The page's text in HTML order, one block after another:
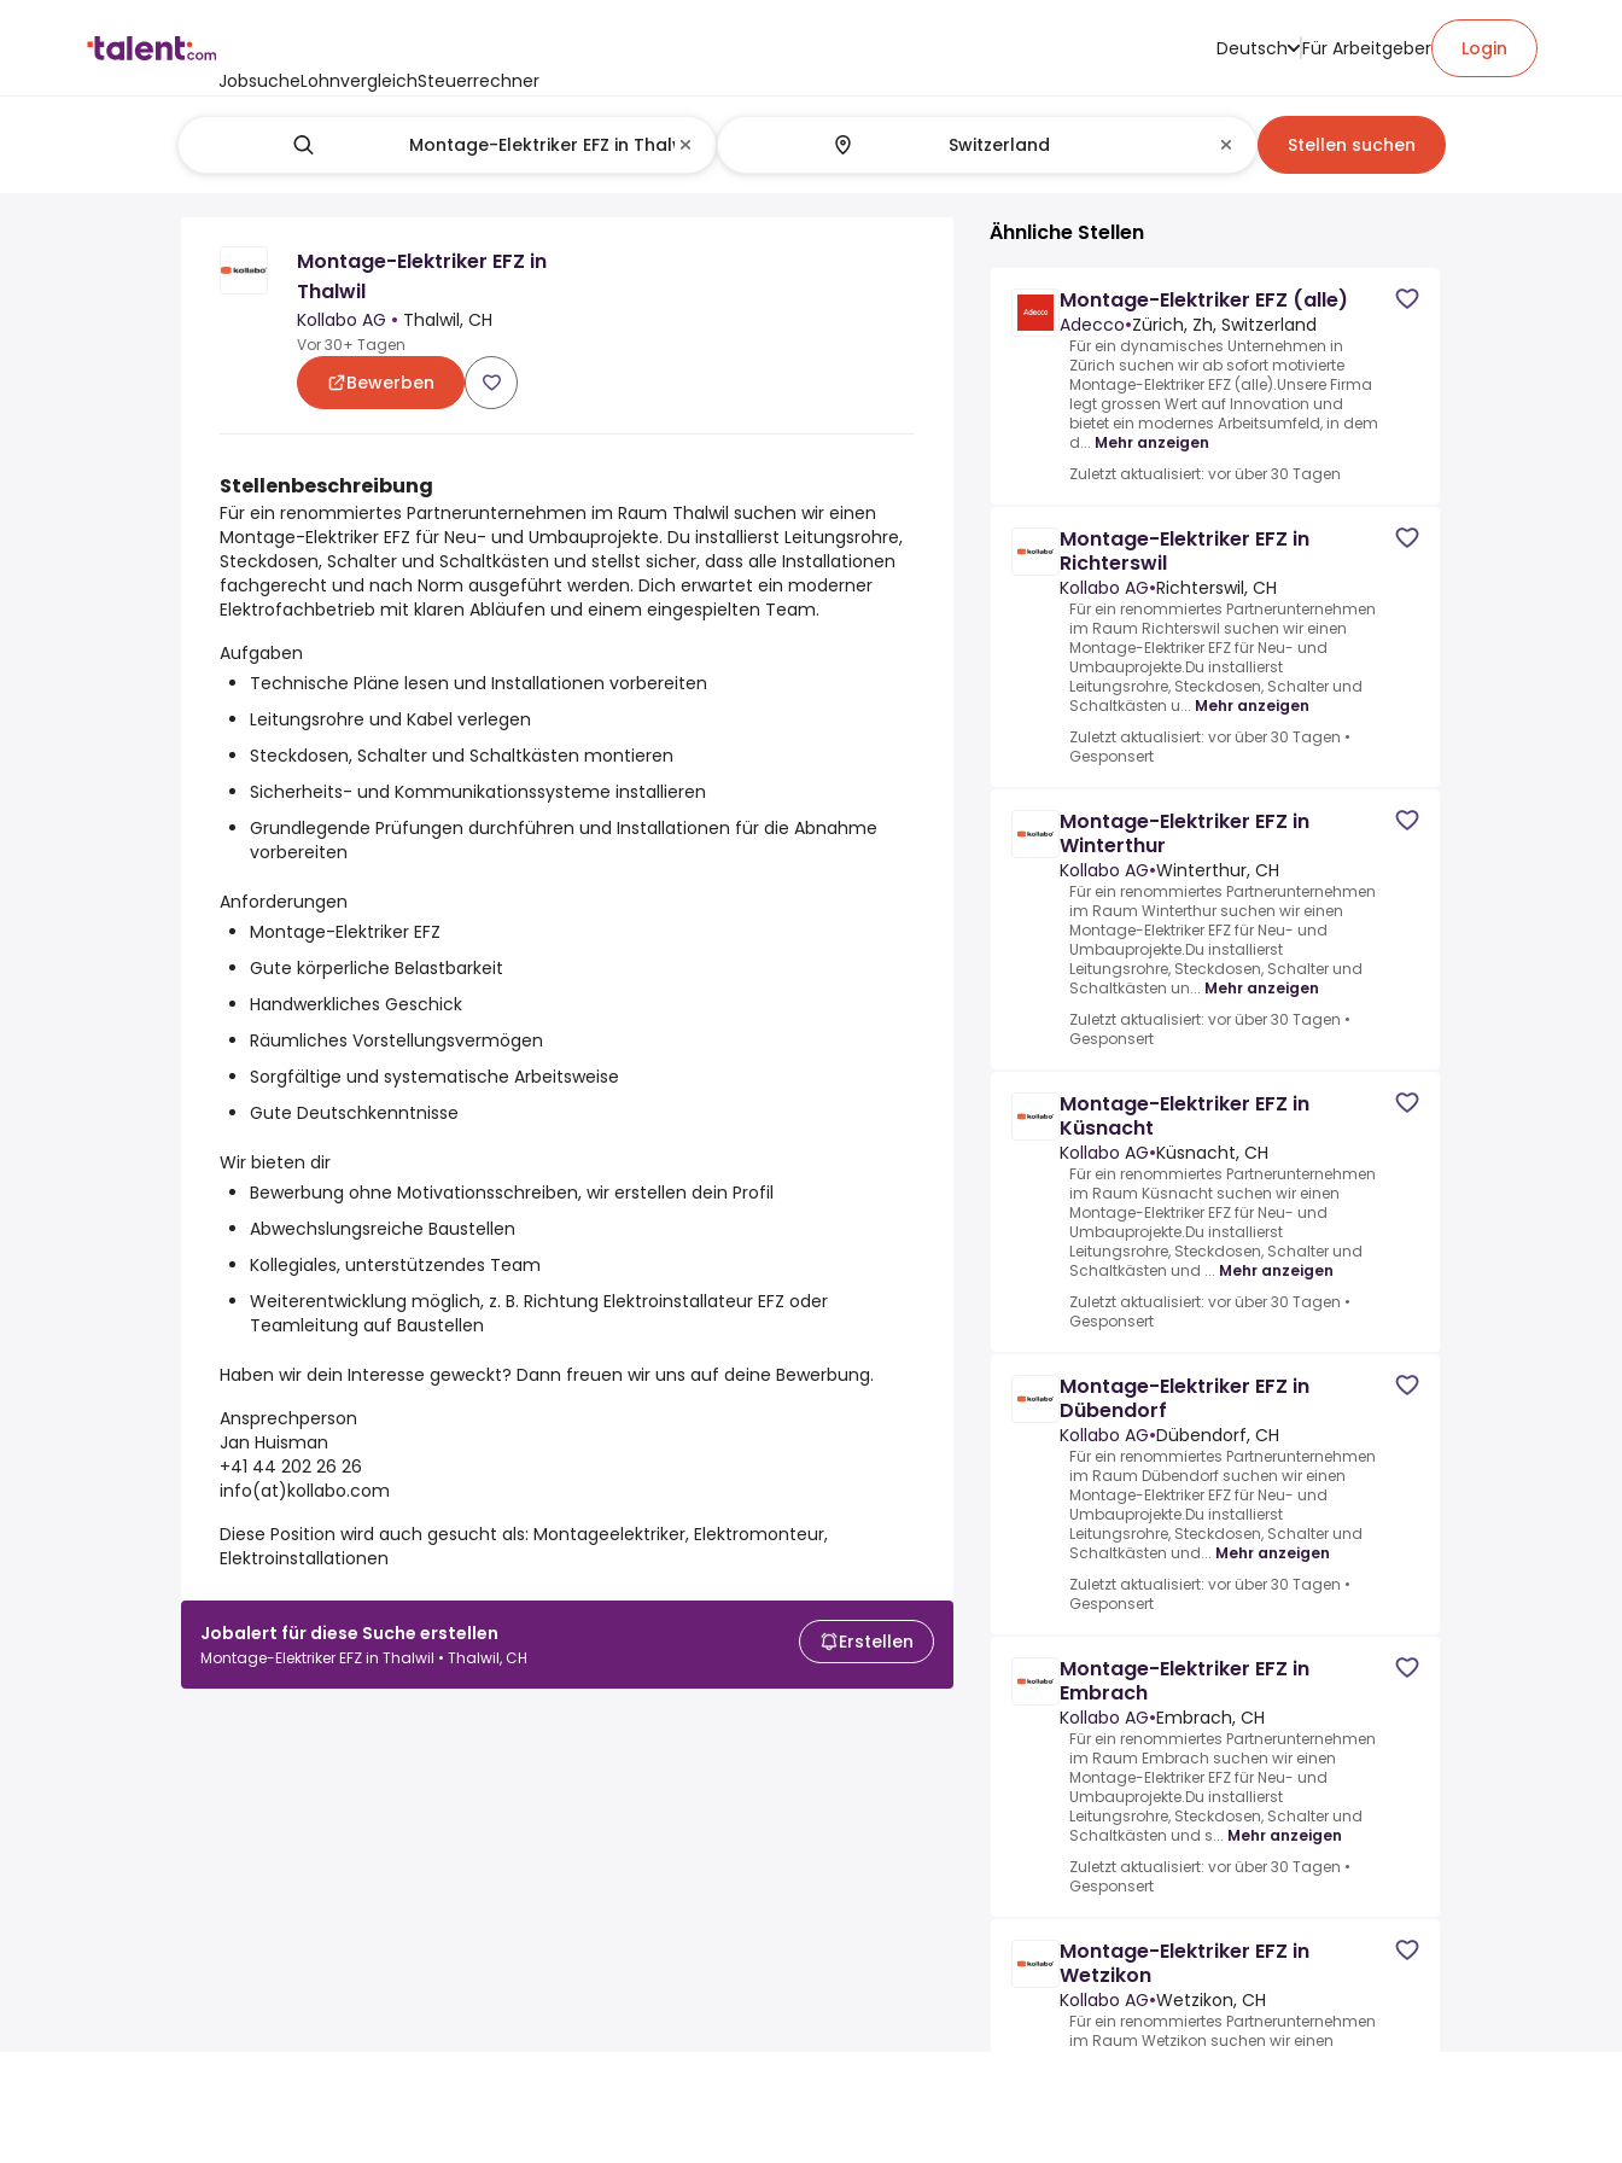
JobsucheLohnvergleichSteuerrechner
Deutsch Für Arbeitgeber Login
Stellen suchen
Montage-Elektriker EFZ in
Thalwil
Kollabo AG • Thalwil, CH
Vor 30+ Tagen
Bewerben
Stellenbeschreibung
Für ein renommiertes Partnerunternehmen im Raum Thalwil suchen wir einen
Montage-Elektriker EFZ für Neu- und Umbauprojekte. Du installierst Leitungsrohre,
Steckdosen, Schalter und Schaltkästen und stellst sicher, dass alle Installationen
fachgerecht und nach Norm ausgeführt werden. Dich erwartet ein moderner
Elektrofachbetrieb mit klaren Abläufen und einem eingespielten Team.
Aufgaben
Technische Pläne lesen und Installationen vorbereiten
Leitungsrohre und Kabel verlegen
Steckdosen, Schalter und Schaltkästen montieren
Sicherheits- und Kommunikationssysteme installieren
Grundlegende Prüfungen durchführen und Installationen für die Abnahme
vorbereiten
Anforderungen
Montage-Elektriker EFZ
Gute körperliche Belastbarkeit
Handwerkliches Geschick
Räumliches Vorstellungsvermögen
Sorgfältige und systematische Arbeitsweise
Gute Deutschkenntnisse
Wir bieten dir
Bewerbung ohne Motivationsschreiben, wir erstellen dein Profil
Abwechslungsreiche Baustellen
Kollegiales, unterstützendes Team
Weiterentwicklung möglich, z. B. Richtung Elektroinstallateur EFZ oder
Teamleitung auf Baustellen
Haben wir dein Interesse geweckt? Dann freuen wir uns auf deine Bewerbung.
Ansprechperson
Jan Huisman
+41 44 202 26 26
info(at)kollabo.com
Diese Position wird auch gesucht als: Montageelektriker, Elektromonteur,
Elektroinstallationen
Jobalert für diese Suche erstellen
Montage-Elektriker EFZ in Thalwil • Thalwil, CH
Erstellen
Ähnliche Stellen
Montage-Elektriker EFZ (alle)
Adecco•Zürich, Zh, Switzerland
Für ein dynamisches Unternehmen in
Zürich suchen wir ab sofort motivierte
Montage-Elektriker EFZ (alle).Unsere Firma
legt grossen Wert auf Innovation und
bietet ein modernes Arbeitsumfeld, in dem
d... Mehr anzeigen
Zuletzt aktualisiert: vor über 30 Tagen
Montage-Elektriker EFZ in
Richterswil
Kollabo AG•Richterswil, CH
Für ein renommiertes Partnerunternehmen
im Raum Richterswil suchen wir einen
Montage-Elektriker EFZ für Neu- und
Umbauprojekte.Du installierst
Leitungsrohre, Steckdosen, Schalter und
Schaltkästen u... Mehr anzeigen
Zuletzt aktualisiert: vor über 30 Tagen •
Gesponsert
Montage-Elektriker EFZ in
Winterthur
Kollabo AG•Winterthur, CH
Für ein renommiertes Partnerunternehmen
im Raum Winterthur suchen wir einen
Montage-Elektriker EFZ für Neu- und
Umbauprojekte.Du installierst
Leitungsrohre, Steckdosen, Schalter und
Schaltkästen un... Mehr anzeigen
Zuletzt aktualisiert: vor über 30 Tagen •
Gesponsert
Montage-Elektriker EFZ in
Küsnacht
Kollabo AG•Küsnacht, CH
Für ein renommiertes Partnerunternehmen
im Raum Küsnacht suchen wir einen
Montage-Elektriker EFZ für Neu- und
Umbauprojekte.Du installierst
Leitungsrohre, Steckdosen, Schalter und
Schaltkästen und ... Mehr anzeigen
Zuletzt aktualisiert: vor über 30 Tagen •
Gesponsert
Montage-Elektriker EFZ in
Dübendorf
Kollabo AG•Dübendorf, CH
Für ein renommiertes Partnerunternehmen
im Raum Dübendorf suchen wir einen
Montage-Elektriker EFZ für Neu- und
Umbauprojekte.Du installierst
Leitungsrohre, Steckdosen, Schalter und
Schaltkästen und... Mehr anzeigen
Zuletzt aktualisiert: vor über 30 Tagen •
Gesponsert
Montage-Elektriker EFZ in
Embrach
Kollabo AG•Embrach, CH
Für ein renommiertes Partnerunternehmen
im Raum Embrach suchen wir einen
Montage-Elektriker EFZ für Neu- und
Umbauprojekte.Du installierst
Leitungsrohre, Steckdosen, Schalter und
Schaltkästen und s... Mehr anzeigen
Zuletzt aktualisiert: vor über 30 Tagen •
Gesponsert
Montage-Elektriker EFZ in
Wetzikon
Kollabo AG•Wetzikon, CH
Für ein renommiertes Partnerunternehmen
im Raum Wetzikon suchen wir einen